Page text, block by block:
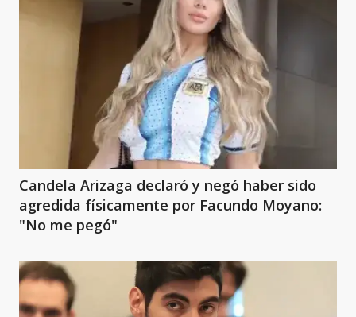
Candela Arizaga declaró y negó haber sido
agredida físicamente por Facundo Moyano:
"No me pegó"